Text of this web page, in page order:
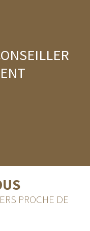
PROCHE DE